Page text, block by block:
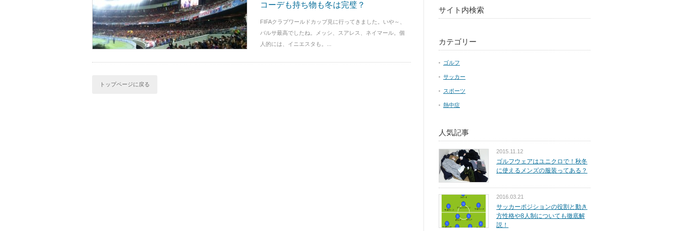
コーデも持ち物も冬は完璧？
FIFAクラブワールドカップ見に行ってきました。いや～、
バルサ最高でしたね。メッシ、スアレス、ネイマール。個
人的には、イニエスタも。...
トップページに戻る
サイト内検索
カテゴリー
ゴルフ
サッカー
スポーツ
熱中症
人気記事
2015.11.12
ゴルフウェアはユニクロで！秋冬
に使えるメンズの服装ってある？
2016.03.21
サッカーポジションの役割と動き
方性格や8人制についても徹底解
説！